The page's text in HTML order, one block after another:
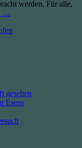
werden. Für alle,
…
gesehen
Esens